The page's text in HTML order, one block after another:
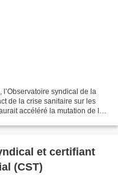
syndical de la
de la crise sanitaire sur les
accéléré la mutation de la
et certifiant
(CST)